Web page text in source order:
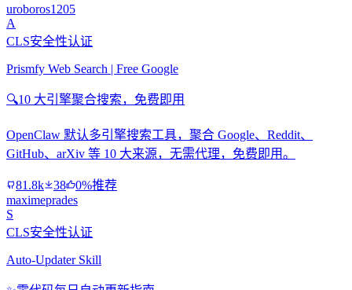
uroboros1205
A
CLS安全性认证
Prismfy Web Search | Free Google
🔍10 大引擎聚合搜索，免费即用
OpenClaw 默认多引擎搜索工具，聚合 Google、Reddit、
GitHub、arXiv 等 10 大来源，无需代理，免费即用。
81.8k 38
0%推荐
maximeprades
S
CLS安全性认证
Auto-Updater Skill